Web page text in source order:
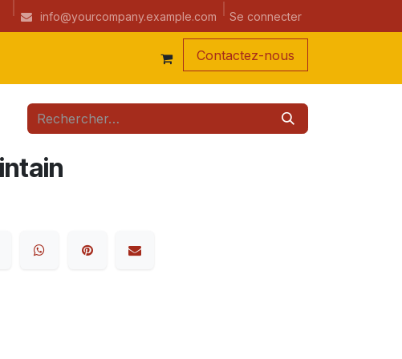
de la semaine
info@yourcompany.example.com Se connecter
Contactez-nous